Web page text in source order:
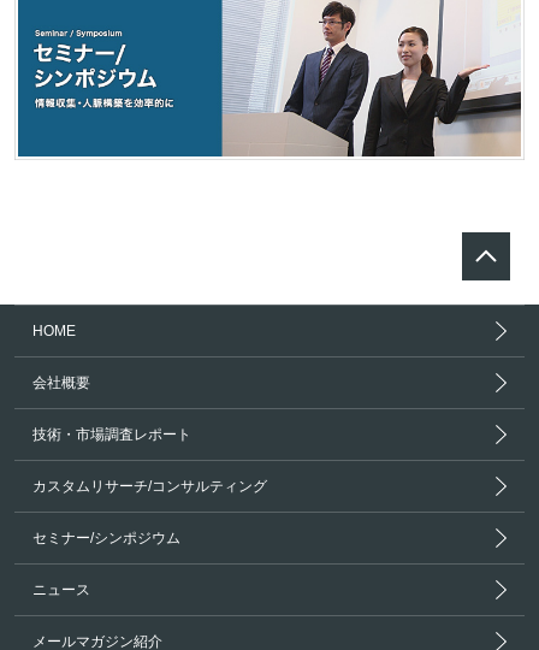
HOME
会社概要
技術・市場調査レポート
カスタムリサーチ/コンサルティング
セミナー/シンポジウム
ニュース
メールマガジン紹介